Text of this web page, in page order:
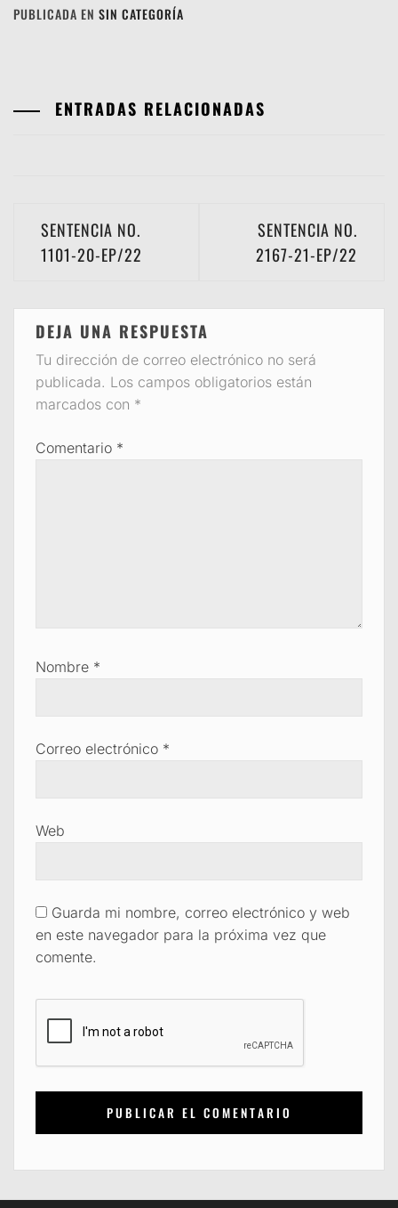
PUBLICADA EN SIN CATEGORÍA
ENTRADAS RELACIONADAS
Navegación
SENTENCIA NO.
1101-20-EP/22
SENTENCIA NO.
2167-21-EP/22
DEJA UNA RESPUESTA
Tu dirección de correo electrónico no será
publicada. Los campos obligatorios están
marcados con *
Comentario *
Nombre *
Correo electrónico *
Web
Guarda mi nombre, correo electrónico y web
en este navegador para la próxima vez que
comente.